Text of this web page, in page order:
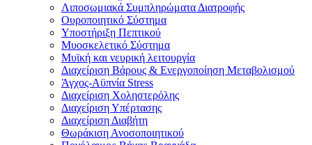
Λιποσωμιακά Συμπληρώματα Διατροφής
Ουροποιητικό Σύστημα
Υποστήριξη Πεπτικού
Μυοσκελετικό Σύστημα
Μυϊκή και νευρική λειτουργία
Διαχείριση Βάρους & Ενεργοποίηση Μεταβολισμού
Άγχος-Αϋπνία Stress
Διαχείριση Χοληστερόλης
Διαχείριση Υπέρτασης
Διαχείριση Διαβήτη
Θωράκιση Ανοσοποιητικού